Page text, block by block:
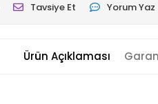
Tavsiye Et Yorum Yaz
Ürün Açıklaması